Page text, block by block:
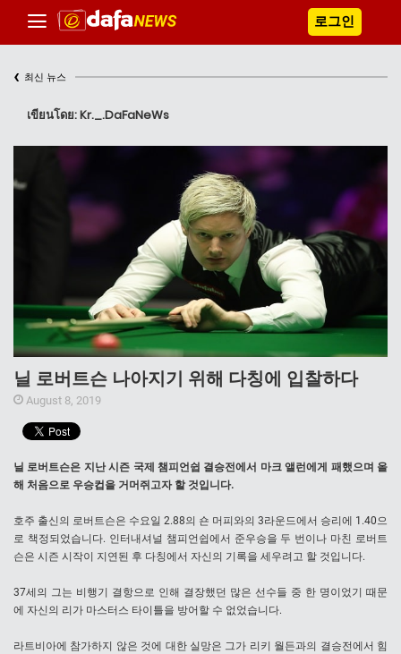
로그인
‹ 최신 뉴스
เขียนโดย: Kr._.DaFaNeWs
닐 로버트슨 나아지기 위해 다칭에 입찰하다
August 8, 2019
닐 로버트슨은 지난 시즌 국제 챔피언쉽 결승전에서 마크 앨런에게 패했으며 올
해 처음으로 우승컵을 거머쥐고자 할 것입니다.
호주 출신의 로버트슨은 수요일 2.88의 숀 머피와의 3라운드에서 승리에 1.40으
로 책정되었습니다. 인터내셔널 챔피언쉽에서 준우승을 두 번이나 마친 로버트
슨은 시즌 시작이 지연된 후 다칭에서 자신의 기록을 세우려고 할 것입니다.
37세의 그는 비행기 결항으로 인해 결장했던 많은 선수들 중 한 명이었기 때문
에 자신의 리가 마스터스 타이틀을 방어할 수 없었습니다.
라트비아에 참가하지 않은 것에 대한 실망은 그가 리키 월든과의 결승전에서 힘